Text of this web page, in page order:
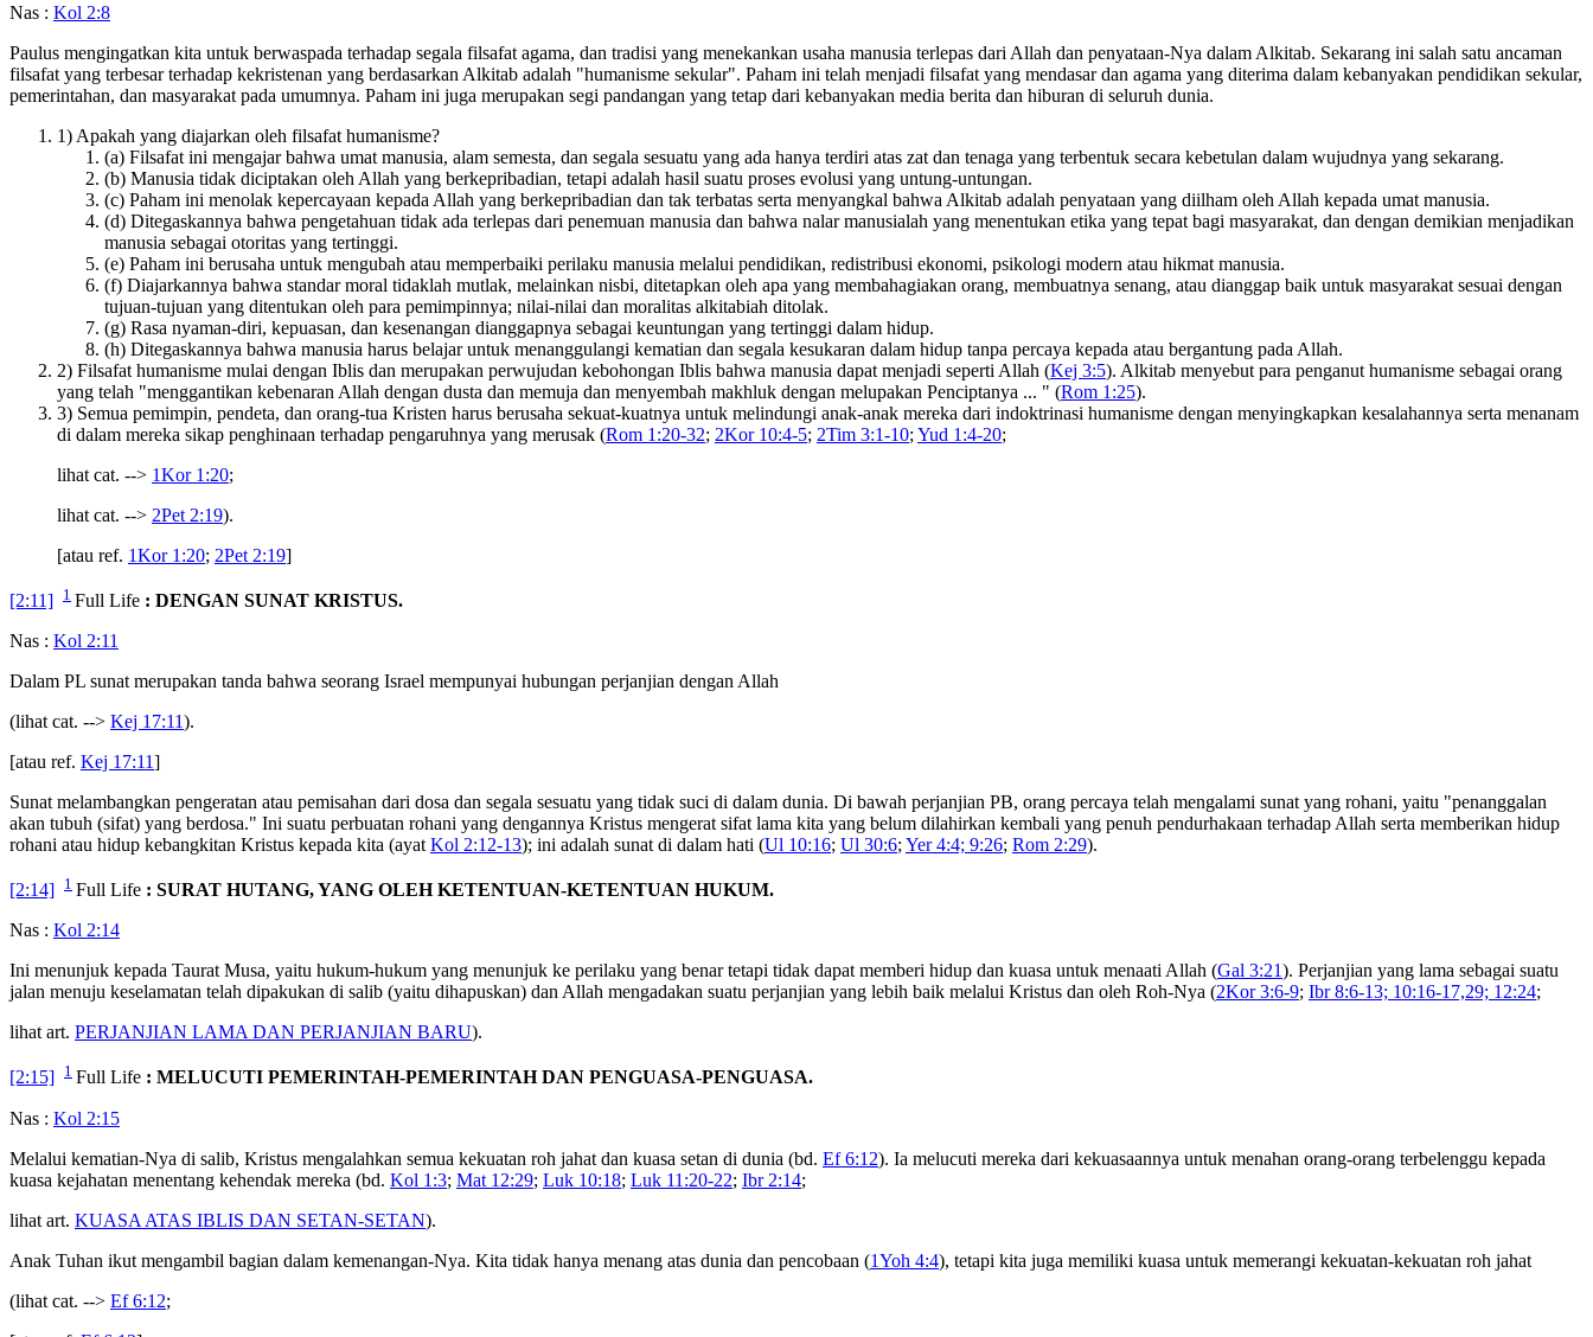
Nas : Kol 2:8
Paulus mengingatkan kita untuk berwaspada terhadap segala filsafat agama, dan tradisi yang menekankan usaha manusia terlepas dari Allah dan penyataan-Nya dalam Alkitab. Sekarang ini salah satu ancaman
filsafat yang terbesar terhadap kekristenan yang berdasarkan Alkitab adalah "humanisme sekular". Paham ini telah menjadi filsafat yang mendasar dan agama yang diterima dalam kebanyakan pendidikan sekular,
pemerintahan, dan masyarakat pada umumnya. Paham ini juga merupakan segi pandangan yang tetap dari kebanyakan media berita dan hiburan di seluruh dunia.
1) Apakah yang diajarkan oleh filsafat humanisme?
(a) Filsafat ini mengajar bahwa umat manusia, alam semesta, dan segala sesuatu yang ada hanya terdiri atas zat dan tenaga yang terbentuk secara kebetulan dalam wujudnya yang sekarang.
(b) Manusia tidak diciptakan oleh Allah yang berkepribadian, tetapi adalah hasil suatu proses evolusi yang untung-untungan.
(c) Paham ini menolak kepercayaan kepada Allah yang berkepribadian dan tak terbatas serta menyangkal bahwa Alkitab adalah penyataan yang diilham oleh Allah kepada umat manusia.
(d) Ditegaskannya bahwa pengetahuan tidak ada terlepas dari penemuan manusia dan bahwa nalar manusialah yang menentukan etika yang tepat bagi masyarakat, dan dengan demikian menjadikan
manusia sebagai otoritas yang tertinggi.
(e) Paham ini berusaha untuk mengubah atau memperbaiki perilaku manusia melalui pendidikan, redistribusi ekonomi, psikologi modern atau hikmat manusia.
(f) Diajarkannya bahwa standar moral tidaklah mutlak, melainkan nisbi, ditetapkan oleh apa yang membahagiakan orang, membuatnya senang, atau dianggap baik untuk masyarakat sesuai dengan
tujuan-tujuan yang ditentukan oleh para pemimpinnya; nilai-nilai dan moralitas alkitabiah ditolak.
(g) Rasa nyaman-diri, kepuasan, dan kesenangan dianggapnya sebagai keuntungan yang tertinggi dalam hidup.
(h) Ditegaskannya bahwa manusia harus belajar untuk menanggulangi kematian dan segala kesukaran dalam hidup tanpa percaya kepada atau bergantung pada Allah.
2) Filsafat humanisme mulai dengan Iblis dan merupakan perwujudan kebohongan Iblis bahwa manusia dapat menjadi seperti Allah (Kej 3:5). Alkitab menyebut para penganut humanisme sebagai orang
yang telah "menggantikan kebenaran Allah dengan dusta dan memuja dan menyembah makhluk dengan melupakan Penciptanya ... " (Rom 1:25).
3) Semua pemimpin, pendeta, dan orang-tua Kristen harus berusaha sekuat-kuatnya untuk melindungi anak-anak mereka dari indoktrinasi humanisme dengan menyingkapkan kesalahannya serta menanam
di dalam mereka sikap penghinaan terhadap pengaruhnya yang merusak (Rom 1:20-32; 2Kor 10:4-5; 2Tim 3:1-10; Yud 1:4-20;
lihat cat. --> 1Kor 1:20;
lihat cat. --> 2Pet 2:19).
[atau ref. 1Kor 1:20; 2Pet 2:19]
[2:11] 1 Full Life : DENGAN SUNAT KRISTUS.
Nas : Kol 2:11
Dalam PL sunat merupakan tanda bahwa seorang Israel mempunyai hubungan perjanjian dengan Allah
(lihat cat. --> Kej 17:11).
[atau ref. Kej 17:11]
Sunat melambangkan pengeratan atau pemisahan dari dosa dan segala sesuatu yang tidak suci di dalam dunia. Di bawah perjanjian PB, orang percaya telah mengalami sunat yang rohani, yaitu "penanggalan
akan tubuh (sifat) yang berdosa." Ini suatu perbuatan rohani yang dengannya Kristus mengerat sifat lama kita yang belum dilahirkan kembali yang penuh pendurhakaan terhadap Allah serta memberikan hidup
rohani atau hidup kebangkitan Kristus kepada kita (ayat Kol 2:12-13); ini adalah sunat di dalam hati (Ul 10:16; Ul 30:6; Yer 4:4; 9:26; Rom 2:29).
[2:14] 1 Full Life : SURAT HUTANG, YANG OLEH KETENTUAN-KETENTUAN HUKUM.
Nas : Kol 2:14
Ini menunjuk kepada Taurat Musa, yaitu hukum-hukum yang menunjuk ke perilaku yang benar tetapi tidak dapat memberi hidup dan kuasa untuk menaati Allah (Gal 3:21). Perjanjian yang lama sebagai suatu
jalan menuju keselamatan telah dipakukan di salib (yaitu dihapuskan) dan Allah mengadakan suatu perjanjian yang lebih baik melalui Kristus dan oleh Roh-Nya (2Kor 3:6-9; Ibr 8:6-13; 10:16-17,29; 12:24;
lihat art. PERJANJIAN LAMA DAN PERJANJIAN BARU).
[2:15] 1 Full Life : MELUCUTI PEMERINTAH-PEMERINTAH DAN PENGUASA-PENGUASA.
Nas : Kol 2:15
Melalui kematian-Nya di salib, Kristus mengalahkan semua kekuatan roh jahat dan kuasa setan di dunia (bd. Ef 6:12). Ia melucuti mereka dari kekuasaannya untuk menahan orang-orang terbelenggu kepada
kuasa kejahatan menentang kehendak mereka (bd. Kol 1:3; Mat 12:29; Luk 10:18; Luk 11:20-22; Ibr 2:14;
lihat art. KUASA ATAS IBLIS DAN SETAN-SETAN).
Anak Tuhan ikut mengambil bagian dalam kemenangan-Nya. Kita tidak hanya menang atas dunia dan pencobaan (1Yoh 4:4), tetapi kita juga memiliki kuasa untuk memerangi kekuatan-kekuatan roh jahat
(lihat cat. --> Ef 6:12;